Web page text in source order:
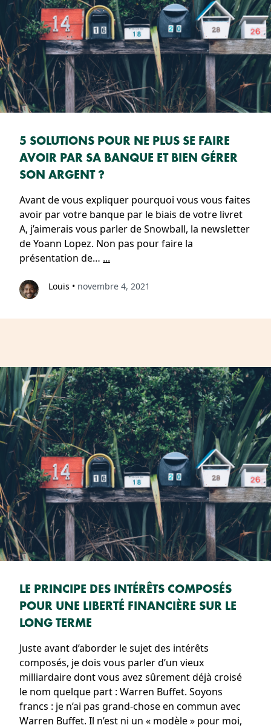
5 SOLUTIONS POUR NE PLUS SE FAIRE
AVOIR PAR SA BANQUE ET BIEN GÉRER
SON ARGENT ?
Avant de vous expliquer pourquoi vous vous faites
avoir par votre banque par le biais de votre livret
A, j’aimerais vous parler de Snowball, la newsletter
de Yoann Lopez. Non pas pour faire la
présentation de… ...
Louis • novembre 4, 2021
LE PRINCIPE DES INTÉRÊTS COMPOSÉS
POUR UNE LIBERTÉ FINANCIÈRE SUR LE
LONG TERME
Juste avant d’aborder le sujet des intérêts
composés, je dois vous parler d’un vieux
milliardaire dont vous avez sûrement déjà croisé
le nom quelque part : Warren Buffet. Soyons
francs : je n’ai pas grand-chose en commun avec
Warren Buffet. Il n’est ni un « modèle » pour moi,